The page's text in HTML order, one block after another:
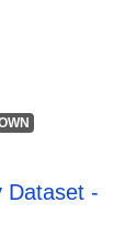
Dataset -